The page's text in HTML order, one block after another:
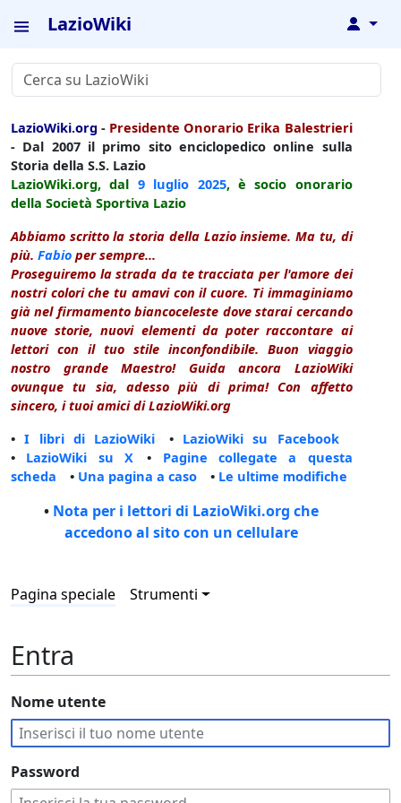
LazioWiki ↓
LazioWiki.org - Presidente Onorario Erika Balestrieri
- Dal 2007 il primo sito enciclopedico online sulla
Storia della S.S. Lazio
LazioWiki.org, dal 9 luglio 2025, è socio onorario
della Società Sportiva Lazio
Abbiamo scritto la storia della Lazio insieme. Ma tu, di
più. Fabio per sempre...
Proseguiremo la strada da te tracciata per l'amore dei
nostri colori che tu amavi con il cuore. Ti immaginiamo
già nel firmamento biancoceleste dove starai cercando
nuove storie, nuovi elementi da poter raccontare ai
lettori con il tuo stile inconfondibile. Buon viaggio
nostro grande Maestro! Guida ancora LazioWiki
ovunque tu sia, adesso più di prima! Con affetto
sincero, i tuoi amici di LazioWiki.org
•I libri di LazioWiki • LazioWiki su Facebook
• LazioWiki su X • Pagine collegate a questa
scheda • Una pagina a caso • Le ultime modifiche
• Nota per i lettori di LazioWiki.org che
accedono al sito con un cellulare
Pagina speciale Strumenti
Entra
Nome utente
Password